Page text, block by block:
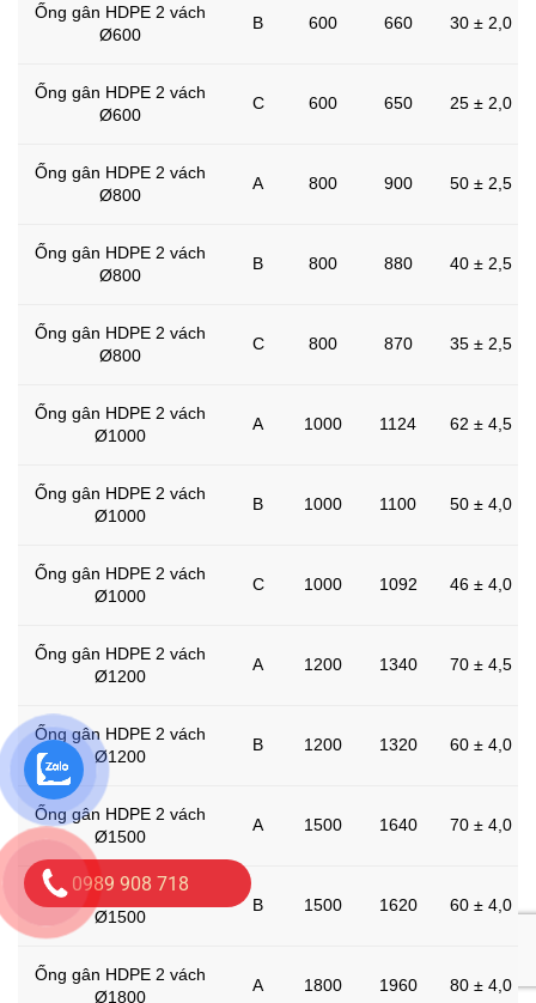
Ống gân HDPE 2 vách
Ø600
B 600 660 30 ± 2,0
Ống gân HDPE 2 vách
Ø600
C 600 650 25 ± 2,0
Ống gân HDPE 2 vách
Ø800
A 800 900 50 ± 2,5
Ống gân HDPE 2 vách
Ø800
B 800 880 40 ± 2,5
Ống gân HDPE 2 vách
Ø800
C 800 870 35 ± 2,5
Ống gân HDPE 2 vách
Ø1000
A 1000 1124 62 ± 4,5
Ống gân HDPE 2 vách
Ø1000
B 1000 1100 50 ± 4,0
Ống gân HDPE 2 vách
Ø1000
C 1000 1092 46 ± 4,0
Ống gân HDPE 2 vách
Ø1200
A 1200 1340 70 ± 4,5
Ống gân HDPE 2 vách
Ø1200
B 1200 1320 60 ± 4,0
Ống gân HDPE 2 vách
Ø1500
A 1500 1640 70 ± 4,0
Ống gân HDPE 2 vách
Ø1500
B 1500 1620 60 ± 4,0
Ống gân HDPE 2 vách
Ø1800
A 1800 1960 80 ± 4,0
0989 908 718